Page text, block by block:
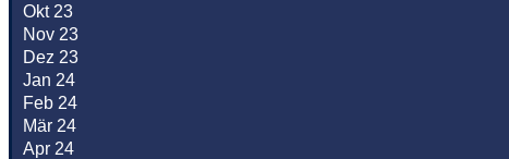
Okt 23
Nov 23
Dez 23
Jan 24
Feb 24
Mär 24
Apr 24